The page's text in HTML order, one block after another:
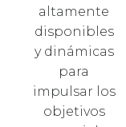
altamente
disponibles
y dinámicas
para
impulsar los
objetivos